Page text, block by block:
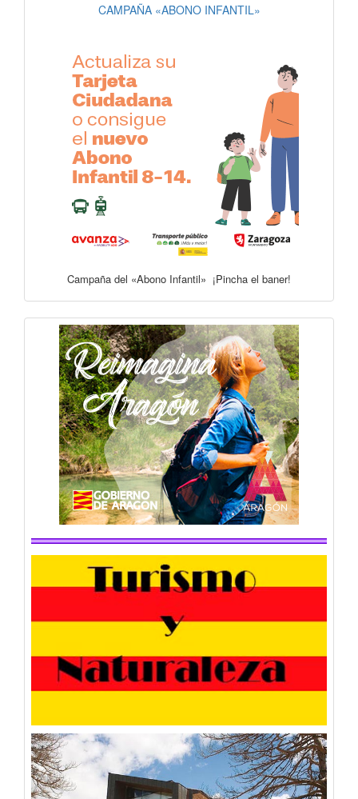
CAMPAÑA «ABONO INFANTIL»
Campaña del «Abono Infantil» ¡Pincha el baner!